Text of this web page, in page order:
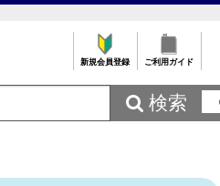
新規会員登録 ご利用ガイド
 検索